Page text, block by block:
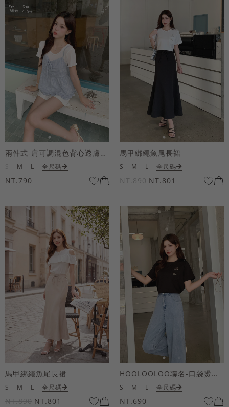
兩件式-肩可調混色背心透膚上衣套組
M L 全尺碼
NT.790
馬甲綁繩魚尾長裙
S M L 全尺碼
NT.890 NT.801
馬甲綁繩魚尾長裙
S M L 全尺碼
NT.890 NT.801
HOOLOOLOO聯名-口袋燙金KUKU熊短袖上衣
S M L 全尺碼
NT.690